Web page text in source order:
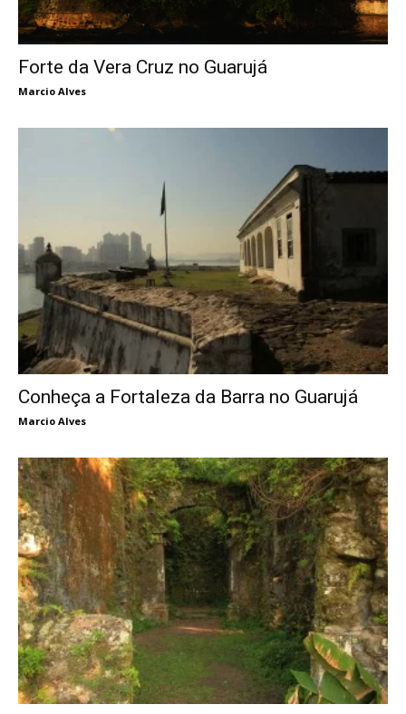
Forte da Vera Cruz no Guarujá
Marcio Alves
Conheça a Fortaleza da Barra no Guarujá
Marcio Alves